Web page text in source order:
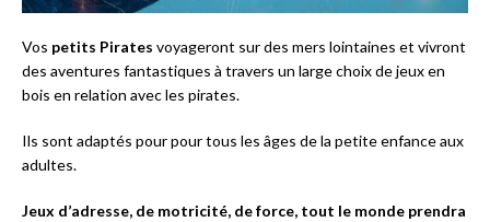
Vos petits Pirates voyageront sur des mers lointaines et vivront
des aventures fantastiques à travers un large choix de jeux en
bois en relation avec les pirates.
Ils sont adaptés pour pour tous les âges de la petite enfance aux
adultes.
Jeux d’adresse, de motricité, de force, tout le monde prendra